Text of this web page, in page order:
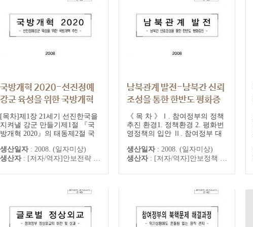
국방개혁 2020-선진정예
강군 육성을 위한 국방개혁
추진 : 참여정부 장책보고서
2-46
참여정부정책보고서 완성본
[목차]제1장 21세기 선진한국을
지켜낼 강군 만들기제1절 『국
방개혁 2020』의 태동제2절 국
제제3절 국방개혁의 청사진 제2
장 국방개혁의 초석, 이렇게 마
2020』의 수립 과정 제2절 국방
절 ‘법제화’를 통한 국민과의 약
위하...
생산일자 : 2008. (일자미상)
생산자 : [저자/역자]안보전략 [출판]대통령자문 정책기획위원회
남북관계 발전-남북간 신뢰
조성을 통한 한반도 평화증
진 : 참여정부 정책보고서2-
43
참여정부정책보고서 완성본
《 목 차 》Ⅰ. 참여정부의 정책
추진 환경1. 정책환경 2. 평화번
영정책의 입안 Ⅱ. 참여정부 대
중과 신뢰에 기반한 남북관계 확
립2. 한반도 평화정착에 정책의
의 선순환 구조 정착4. 북핵문제
국민과 함께 하는 정책 Ⅲ. 대북
생산일자 : 2008. (일자미상)
생산자 : [저자/역자]안보정책 [출판]대통령자문 정책기획위원회